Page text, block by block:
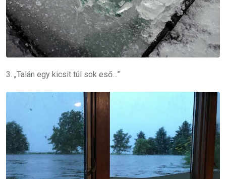
3. „Talán egy kicsit túl sok eső…”